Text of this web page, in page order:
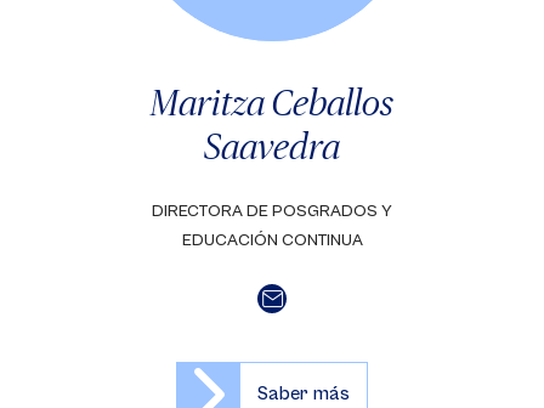
Maritza Ceballos
Saavedra
DIRECTORA DE POSGRADOS Y
EDUCACIÓN CONTINUA
Saber más